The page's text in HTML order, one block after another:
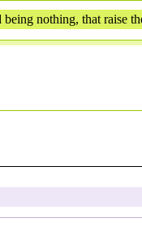
nothing, that